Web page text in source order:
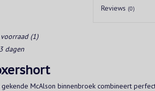
Reviews (0)
(1)
dagen
McAlson binnenbroek combineert